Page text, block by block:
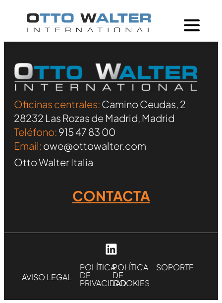
Oficinas centrales: Camino Ceudas, 2
28232 Las Rozas de Madrid, Madrid
Teléfono: 915 47 83 00
Email: owe@ottowalter.com
Otto Walter Italia
CONTACTA
AVISO LEGAL
POLÍTICA
DE
PRIVACIDAD
POLÍTICA
DE
COOKIES
SOPORTE